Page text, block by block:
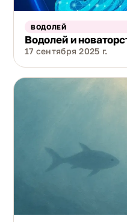
ВОДОЛЕЙ
Водолей и
17 сентября 2025 г.